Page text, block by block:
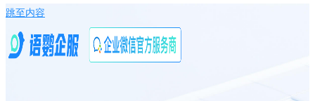
跳至内容